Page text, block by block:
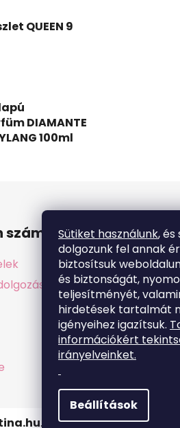
Sütiket használunk,
dolgozunk fel annak
biztosítsuk
és biztonságát,
teljesítményét,
hirdetések tartalmát
igényeihez igazítsuk.
információkért
irányelveinket.
Beállítások
QUEEN 9
DIAMANTE
100ml
számára
GDPR
. Minden jog fenntartva.